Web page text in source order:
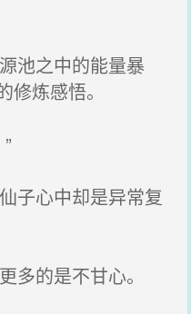
池之中的能量暴
炼感悟。
子心中却是异常复
的是不甘心。